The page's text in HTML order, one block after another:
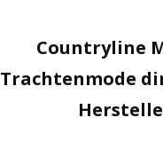
Countryline
Trachtenmode